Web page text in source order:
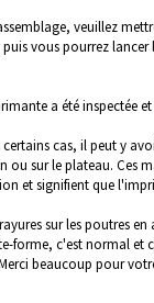
veuillez
vous pourrez lancer
a été inspectée
cas, il peut y
ou sur le plateau. Ces
et signifient que
sur les poutres
forme, c'est normal et
beaucoup pour